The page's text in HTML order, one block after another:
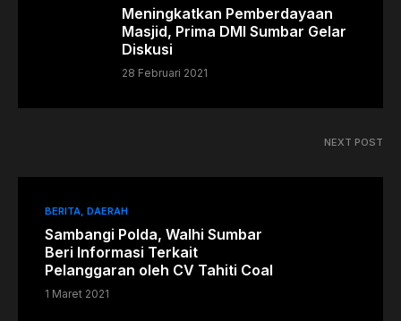
Meningkatkan Pemberdayaan
Masjid, Prima DMI Sumbar Gelar
Diskusi
28 Februari 2021
NEXT POST
BERITA DAERAH
Sambangi Polda, Walhi Sumbar
Beri Informasi Terkait
Pelanggaran oleh CV Tahiti Coal
1 Maret 2021